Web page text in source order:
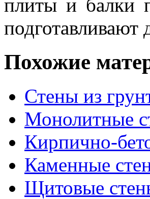
плиты и балки
подготавливают
Похожие
Стены из
Монолитные
Кирпично-
Каменные
Щитовые